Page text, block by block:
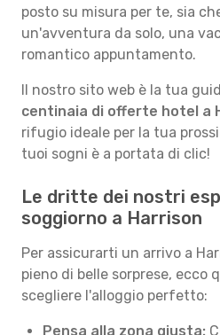
posto su misura per te, sia
un'avventura da solo, una
romantico appuntamento.
Il nostro sito web è la tua
centinaia di offerte hotel a
rifugio ideale per la tua
tuoi sogni è a portata di clic!
Le dritte dei nostri
soggiorno a Harrison
Per assicurarti un arrivo a
pieno di belle sorprese, ecco
scegliere l'alloggio perfetto:
Pensa alla zona giusta: